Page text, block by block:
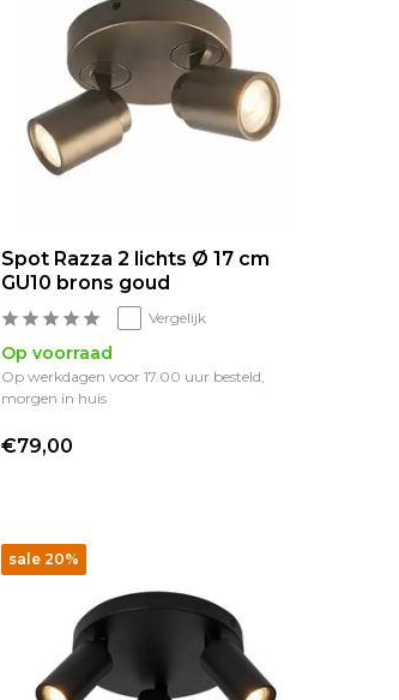
Spot Razza 2 lichts Ø 17 cm
GU10 brons goud
Vergelijk
Op voorraad
Op werkdagen voor 17.00 uur besteld,
morgen in huis
€79,00
sale 20%